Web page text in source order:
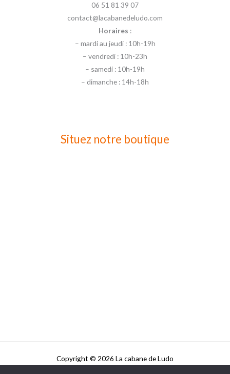
06 51 81 39 07
contact@lacabanedeludo.com
Horaires :
– mardi au jeudi : 10h-19h
– vendredi : 10h-23h
– samedi : 10h-19h
– dimanche : 14h-18h
Situez notre boutique
Copyright © 2026 La cabane de Ludo